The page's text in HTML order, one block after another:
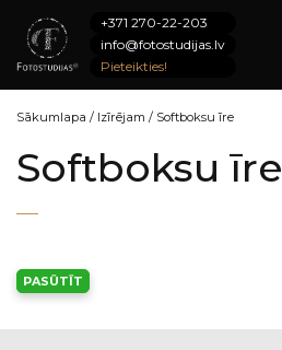
+371 270-22-203
info@fotostudijas.lv
Pieteikties!
Sākumlapa / Izīrējam / Softboksu īre
Softboksu īre
PASŪTĪT